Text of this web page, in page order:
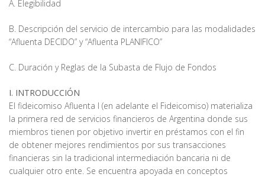
A. Elegibilidad
B. Descripción del servicio de intercambio para las modalidades
“Afluenta DECIDO” y “Afluenta PLANIFICO”
C. Duración y Reglas de la Subasta de Flujo de Fondos
I. INTRODUCCIÓN
El fideicomiso Afluenta I (en adelante el Fideicomiso) materializa
la primera red de servicios financieros de Argentina donde sus
miembros tienen por objetivo invertir en préstamos con el fin
de obtener mejores rendimientos por sus transacciones
financieras sin la tradicional intermediación bancaria ni de
cualquier otro ente. Se encuentra apoyada en conceptos